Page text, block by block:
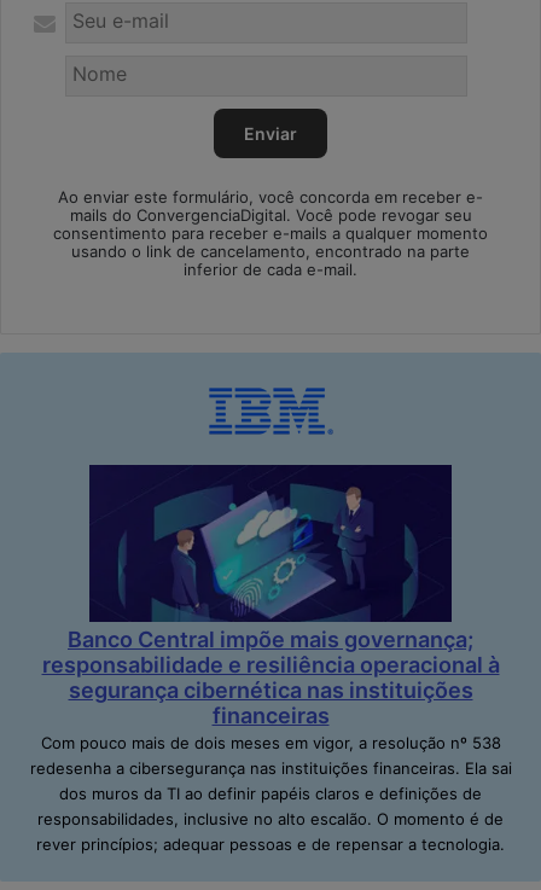
Ao enviar este formulário, você concorda em receber e-
mails do ConvergenciaDigital. Você pode revogar seu
consentimento para receber e-mails a qualquer momento
usando o link de cancelamento, encontrado na parte
inferior de cada e-mail.
Banco Central impõe mais governança;
responsabilidade e resiliência operacional à
segurança cibernética nas instituições
financeiras
Com pouco mais de dois meses em vigor, a resolução nº 538
redesenha a cibersegurança nas instituições financeiras. Ela sai
dos muros da TI ao definir papéis claros e definições de
responsabilidades, inclusive no alto escalão. O momento é de
rever princípios; adequar pessoas e de repensar a tecnologia.